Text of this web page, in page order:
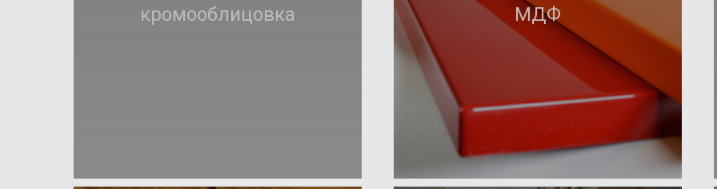
кромооблицовка
Подробнее
МДФ
Подробнее